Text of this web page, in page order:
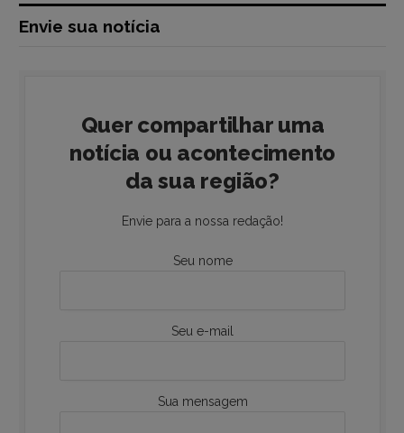
Envie sua notícia
Quer compartilhar uma
notícia ou acontecimento
da sua região?
Envie para a nossa redação!
Seu nome
Seu e-mail
Sua mensagem